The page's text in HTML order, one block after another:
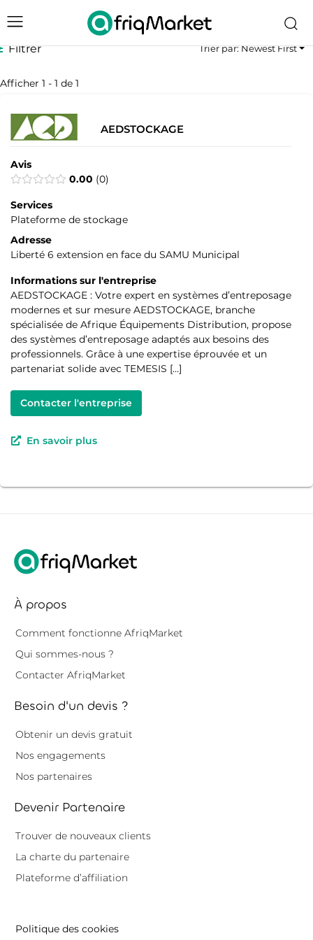
Filtrer
Afficher 1 - 1 de 1
Trier par: Newest First
AEDSTOCKAGE
Avis
0.00 0
Services
Plateforme de stockage
Adresse
Liberté 6 extension en face du SAMU Municipal
Informations sur l'entreprise
AEDSTOCKAGE : Votre expert en systèmes d’entreposage
modernes et sur mesure AEDSTOCKAGE, branche
spécialisée de Afrique Équipements Distribution, propose
des systèmes d’entreposage adaptés aux besoins des
professionnels. Grâce à une expertise éprouvée et un
partenariat solide avec TEMESIS […]
Contacter l'entreprise
En savoir plus
À propos
Comment fonctionne AfriqMarket
Qui sommes-nous ?
Contacter AfriqMarket
Besoin d'un devis ?
Obtenir un devis gratuit
Nos engagements
Nos partenaires
Devenir Partenaire
Trouver de nouveaux clients
La charte du partenaire
Plateforme d’affiliation
Politique des cookies